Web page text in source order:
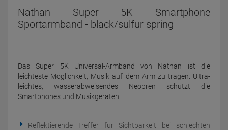
Nathan Super 5K Smartphone
Sportarmband - black/sulfur spring
Das Super 5K Universal-Armband von Nathan ist die
leichteste Möglichkeit, Musik auf dem Arm zu tragen. Ultra-
leichtes, wasserabweisendes Neopren schützt die
Smartphones und Musikgeräten.
Reflektierende Treffer für Sichtbarkeit bei schlechten